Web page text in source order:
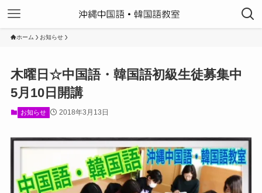
ホーム お知らせ
木曜日☆中国語・韓国語初級生徒募集中
5月10日開講
お知らせ 2018年3月13日